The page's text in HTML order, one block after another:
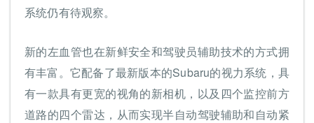
系统仍有待观察。
新的左血管也在新鲜安全和驾驶员辅助技术的方式拥
有丰富。它配备了最新版本的Subaru的视力系统，具
有一款具有更宽的视角的新相机，以及四个监控前方
道路的四个雷达，从而实现半自动驾驶辅助和自动紧